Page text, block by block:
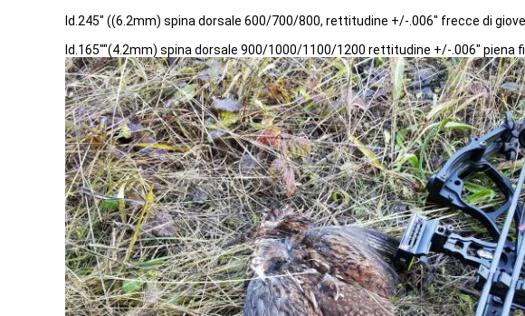
Id.245" ((6.2mm) spina dorsale 600/700/800, rettitudine +/-.006" frecce di
Id.165""(4.2mm) spina dorsale 900/1000/1100/1200 rettitudine +/-.006" piena